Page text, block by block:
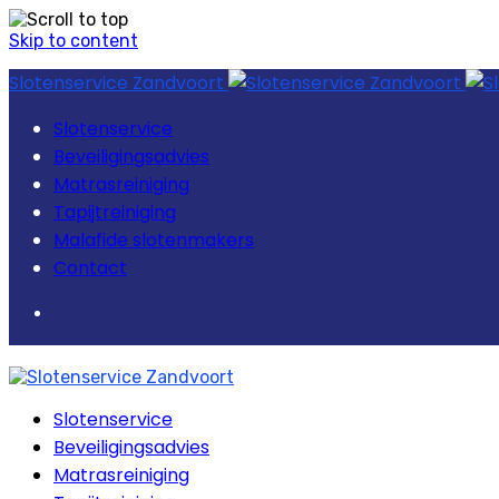
Skip to content
Slotenservice Zandvoort
Slotenservice
Beveiligingsadvies
Matrasreiniging
Tapijtreiniging
Malafide slotenmakers
Contact
Slotenservice
Beveiligingsadvies
Matrasreiniging